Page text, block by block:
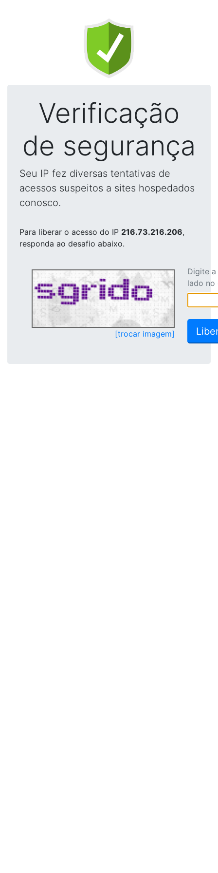
Verificação
de segurança
Seu IP fez diversas tentativas de
acessos suspeitos a sites hospedados
conosco.
Para liberar o acesso do IP 216.73.216.206,
responda ao desafio abaixo.
[trocar imagem]
Digite
lado no